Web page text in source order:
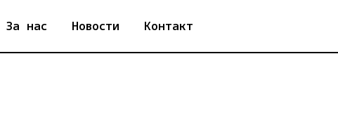
За нас Новости Контакт